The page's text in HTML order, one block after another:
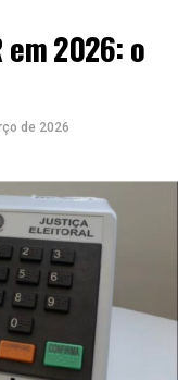
em 2026: o
de 2026